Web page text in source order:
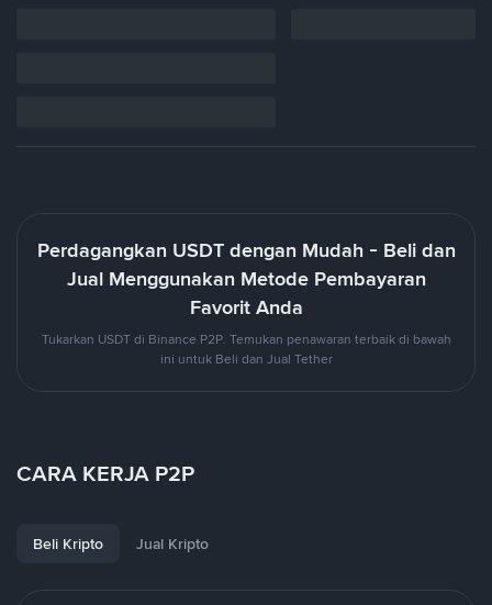
Perdagangkan USDT dengan Mudah - Beli dan
Jual Menggunakan Metode Pembayaran
Favorit Anda
Tukarkan USDT di Binance P2P. Temukan penawaran terbaik di bawah
ini untuk Beli dan Jual Tether
CARA KERJA P2P
Beli Kripto Jual Kripto